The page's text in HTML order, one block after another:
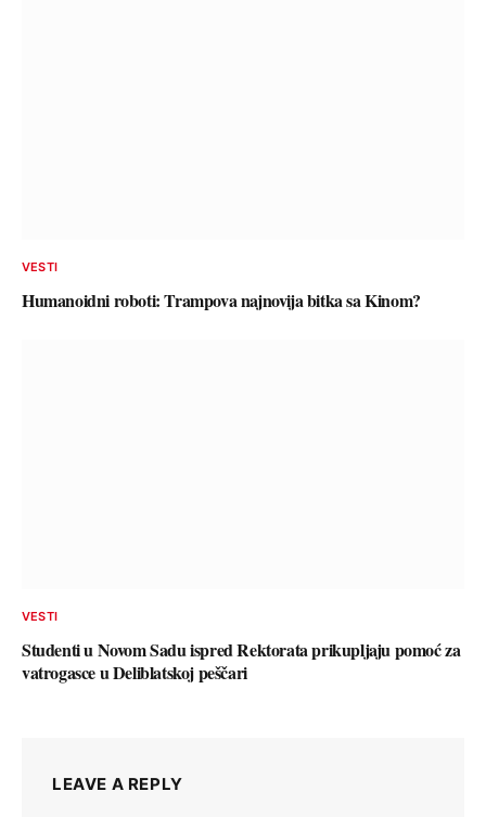
VESTI
Humanoidni roboti: Trampova najnovija bitka sa Kinom?
VESTI
Studenti u Novom Sadu ispred Rektorata prikupljaju pomoć za
vatrogasce u Deliblatskoj peščari
LEAVE A REPLY